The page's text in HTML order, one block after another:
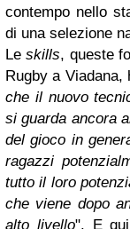
contempo nello
di una selezione
Leskills, queste
Rugby a
che il nuovo
si guarda ancora
del gioco in
ragazzi
tutto il loro
che viene dopo
alto livello". E